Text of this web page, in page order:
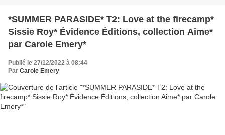
*SUMMER PARASIDE* T2: Love at the firecamp*
Sissie Roy* Évidence Éditions, collection Aime*
par Carole Emery*
Publié le 27/12/2022 à 08:44
Par Carole Emery